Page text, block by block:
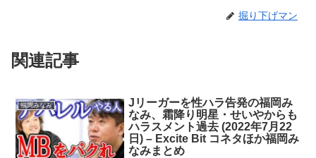
掘り下げマン
関連記事
福岡みなみ
Jリーガーを性ハラ告発の福岡み
なみ、霜降り明星・せいやからも
ハラスメント過去 (2022年7月22
日) – Excite Bit コネタほか福岡み
なみまとめ